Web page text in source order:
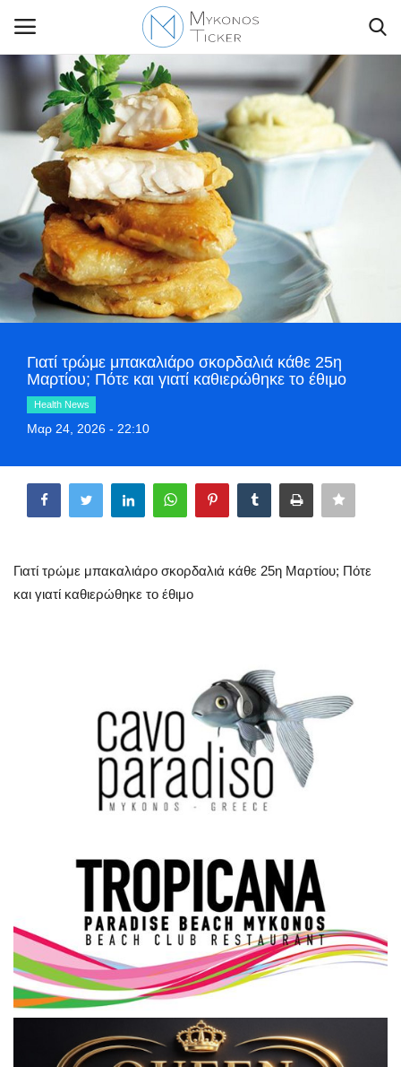
Contact Us
Politique
Business
Travel
World
Style Adorés
Greece
Entertainment
Arts & Culture
Mykonos Ticker TV
Σεβασμιώτατος Δωρόθεος Β’
Cost Of Living Crisis
Opinion + Analysis
L’Art des Sens
Γιατί τρώμε μπακαλιάρο σκορδαλιά κάθε 25η
Μαρτίου; Πότε και γιατί καθιερώθηκε το έθιμο
Health News
Μαρ 24, 2026 - 22:10
Γιατί τρώμε μπακαλιάρο σκορδαλιά κάθε 25η Μαρτίου; Πότε
και γιατί καθιερώθηκε το έθιμο